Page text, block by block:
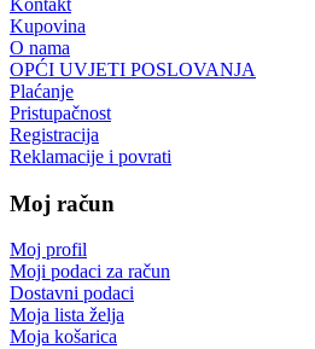
Kupovina
O nama
OPĆI UVJETI POSLOVANJA
Plaćanje
Pristupačnost
Registracija
Reklamacije i povrati
Moj račun
Moj profil
Moji podaci za račun
Dostavni podaci
Moja lista želja
Moja košarica